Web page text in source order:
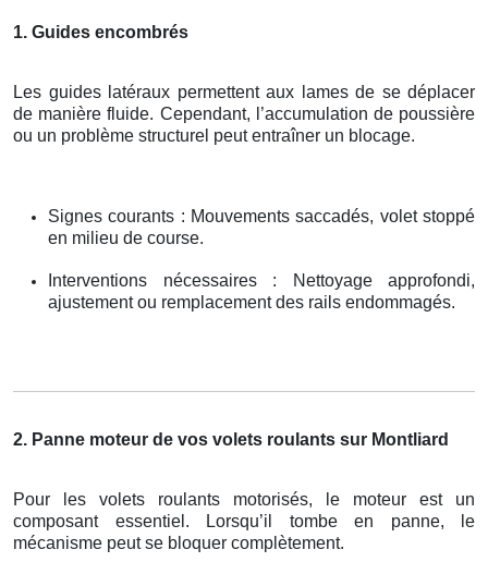
1. Guides encombrés
Les guides latéraux permettent aux lames de se déplacer
de manière fluide. Cependant, l’accumulation de poussière
ou un problème structurel peut entraîner un blocage.
Signes courants : Mouvements saccadés, volet stoppé
en milieu de course.
Interventions nécessaires : Nettoyage approfondi,
ajustement ou remplacement des rails endommagés.
2. Panne moteur de vos volets roulants sur Montliard
Pour les volets roulants motorisés, le moteur est un
composant essentiel. Lorsqu’il tombe en panne, le
mécanisme peut se bloquer complètement.